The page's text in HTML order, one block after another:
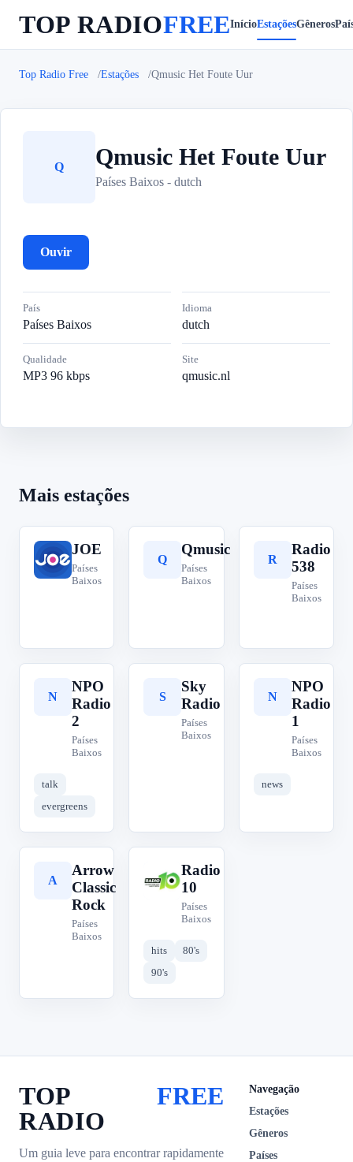
TOP RADIOFREEInícioEstaçõesGêneros
Top Radio Free Estações Qmusic Het Foute Uur
Q Qmusic Het Foute Uur
Países Baixos - dutch
Ouvir
País
Países Baixos
Idioma
dutch
Qualidade
MP3 96 kbps
Site
qmusic.nl
Mais estações
J
JOE
Países
Baixos
Q
Qmusic
Países
Baixos
R
Radio
538
Países
Baixos
N
NPO
Radio
2
Países
Baixos
talk
evergreens
S
Sky
Radio
Países
Baixos
N
NPO
Radio
1
Países
Baixos
news
A
Arrow
Classic
Rock
Países
Baixos
R
Radio
10
Países
Baixos
hits
80's
90's
TOP
RADIO
FREE
Um guia leve para encontrar rapidamente
Navegação
Estações
Gêneros
Países